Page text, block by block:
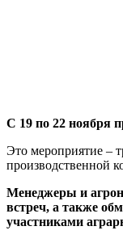
С 19 по 22 ноября
Это мероприятие –
производственной
Менеджеры и
встреч, а также
участниками